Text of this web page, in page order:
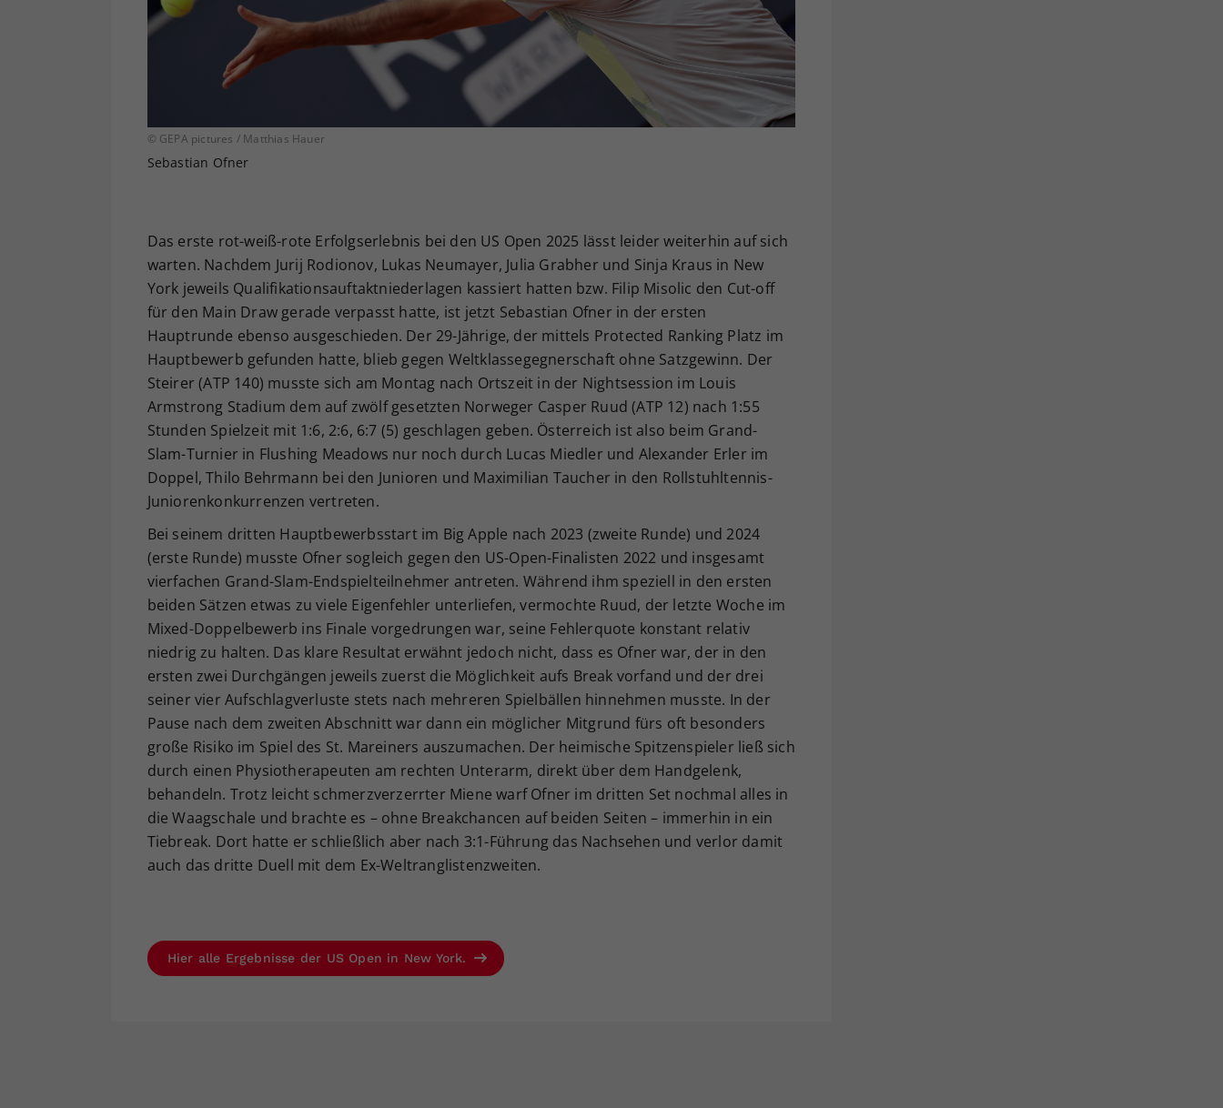
© GEPA pictures / Matthias Hauer
Sebastian Ofner
Das erste rot-weiß-rote Erfolgserlebnis bei den US Open 2025 lässt leider weiterhin auf sich
warten. Nachdem Jurij Rodionov, Lukas Neumayer, Julia Grabher und Sinja Kraus in New
York jeweils Qualifikationsauftaktniederlagen kassiert hatten bzw. Filip Misolic den Cut-off
für den Main Draw gerade verpasst hatte, ist jetzt Sebastian Ofner in der ersten
Hauptrunde ebenso ausgeschieden. Der 29-Jährige, der mittels Protected Ranking Platz im
Hauptbewerb gefunden hatte, blieb gegen Weltklassegegnerschaft ohne Satzgewinn. Der
Steirer (ATP 140) musste sich am Montag nach Ortszeit in der Nightsession im Louis
Armstrong Stadium dem auf zwölf gesetzten Norweger Casper Ruud (ATP 12) nach 1:55
Stunden Spielzeit mit 1:6, 2:6, 6:7 (5) geschlagen geben. Österreich ist also beim Grand-
Slam-Turnier in Flushing Meadows nur noch durch Lucas Miedler und Alexander Erler im
Doppel, Thilo Behrmann bei den Junioren und Maximilian Taucher in den Rollstuhltennis-
Juniorenkonkurrenzen vertreten.
Bei seinem dritten Hauptbewerbsstart im Big Apple nach 2023 (zweite Runde) und 2024
(erste Runde) musste Ofner sogleich gegen den US-Open-Finalisten 2022 und insgesamt
vierfachen Grand-Slam-Endspielteilnehmer antreten. Während ihm speziell in den ersten
beiden Sätzen etwas zu viele Eigenfehler unterliefen, vermochte Ruud, der letzte Woche im
Mixed-Doppelbewerb ins Finale vorgedrungen war, seine Fehlerquote konstant relativ
niedrig zu halten. Das klare Resultat erwähnt jedoch nicht, dass es Ofner war, der in den
ersten zwei Durchgängen jeweils zuerst die Möglichkeit aufs Break vorfand und der drei
seiner vier Aufschlagverluste stets nach mehreren Spielbällen hinnehmen musste. In der
Pause nach dem zweiten Abschnitt war dann ein möglicher Mitgrund fürs oft besonders
große Risiko im Spiel des St. Mareiners auszumachen. Der heimische Spitzenspieler ließ sich
durch einen Physiotherapeuten am rechten Unterarm, direkt über dem Handgelenk,
behandeln. Trotz leicht schmerzverzerrter Miene warf Ofner im dritten Set nochmal alles in
die Waagschale und brachte es – ohne Breakchancen auf beiden Seiten – immerhin in ein
Tiebreak. Dort hatte er schließlich aber nach 3:1-Führung das Nachsehen und verlor damit
auch das dritte Duell mit dem Ex-Weltranglistenzweiten.
Hier alle Ergebnisse der US Open in New York.
Ihrer vorgenommen Einstellungen, falls der
Webseiten-Betreiber dies eingestellt hat.